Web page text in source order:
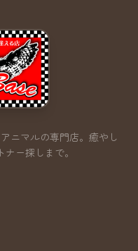
ニマルの専門店。 癒やし
ー探しまで。